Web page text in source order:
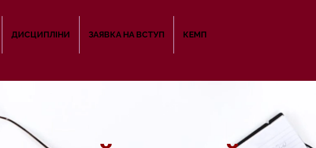
ДИСЦИПЛІНИ ЗАЯВКА НА ВСТУП КЕМП